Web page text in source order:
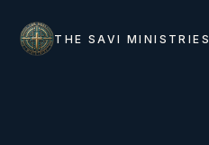
THE SAVI MINISTRIES